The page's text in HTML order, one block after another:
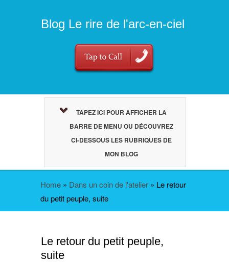
Blog Le rire de l'arc-en-ciel
TAPEZ ICI POUR AFFICHER LA
BARRE DE MENU OU DÉCOUVREZ
CI-DESSOUS LES RUBRIQUES DE
MON BLOG
Home » Dans un coin de l'atelier » Le retour
du petit peuple, suite
Le retour du petit peuple,
suite